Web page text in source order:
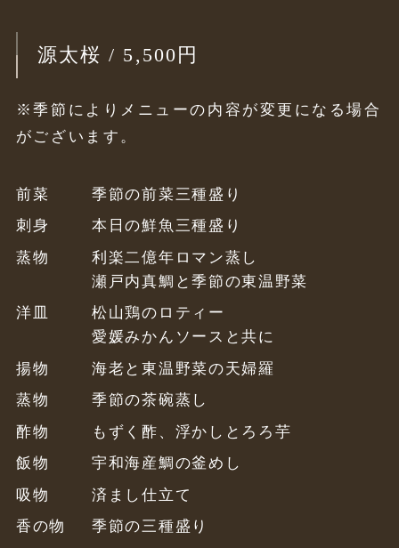
源太桜 / 5,500円
※季節によりメニューの内容が変更になる場合
がございます。
前菜
季節の前菜三種盛り
刺身
本日の鮮魚三種盛り
蒸物
利楽二億年ロマン蒸し
瀬戸内真鯛と季節の東温野菜
洋皿
松山鶏のロティー
愛媛みかんソースと共に
揚物
海老と東温野菜の天婦羅
蒸物
季節の茶碗蒸し
酢物
もずく酢、浮かしとろろ芋
飯物
宇和海産鯛の釜めし
吸物
済まし仕立て
香の物
季節の三種盛り